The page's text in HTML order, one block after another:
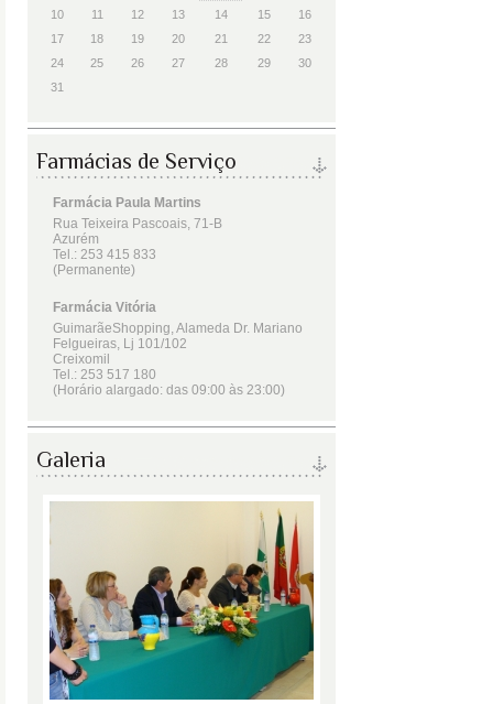
10
11 12 13 14 15
16
17
18 19 20 21 22
23
24
25 26 27 28 29
30
31
Farmácias de Serviço
Galeria